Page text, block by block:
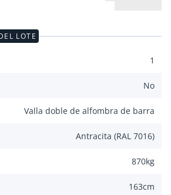
LOTE
1
No
Valla doble de alfombra de barra
Antracita (RAL 7016)
870kg
163cm